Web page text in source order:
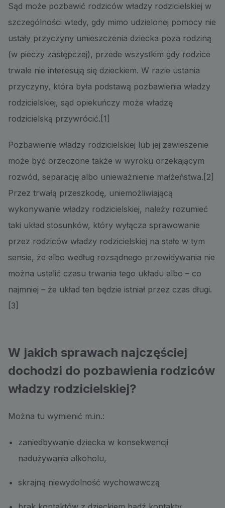
Sąd może pozbawić rodziców władzy rodzicielskiej w
szczególności wtedy, gdy mimo udzielonej pomocy nie
ustały przyczyny umieszczenia dziecka poza rodziną
(w pieczy zastępczej), przede wszystkim gdy rodzice
trwale nie interesują się dzieckiem. W razie ustania
przyczyny, która była podstawą pozbawienia władzy
rodzicielskiej, sąd opiekuńczy może władzę
rodzicielską przywrócić.[1]
Pozbawienie władzy rodzicielskiej lub jej zawieszenie
może być orzeczone także w wyroku orzekającym
rozwód, separację albo unieważnienie małżeństwa.[2]
Przez trwałą przeszkodę, uniemożliwiającą
wykonywanie władzy rodzicielskiej, należy rozumieć
taki układ stosunków, który wyłącza sprawowanie
przez rodziców władzy rodzicielskiej na stałe w tym
sensie, że albo według rozsądnego przewidywania nie
można ustalić czasu trwania tego układu albo – co
najmniej – że układ ten będzie istniał przez czas długi.
[3]
W jakich sprawach najczęściej
dochodzi do pozbawienia rodziców
władzy rodzicielskiej?
Można tu wymienić m.in.:
zaniedbywanie dziecka w konsekwencji
nadużywania alkoholu,
skrajną niewydolność wychowawczą